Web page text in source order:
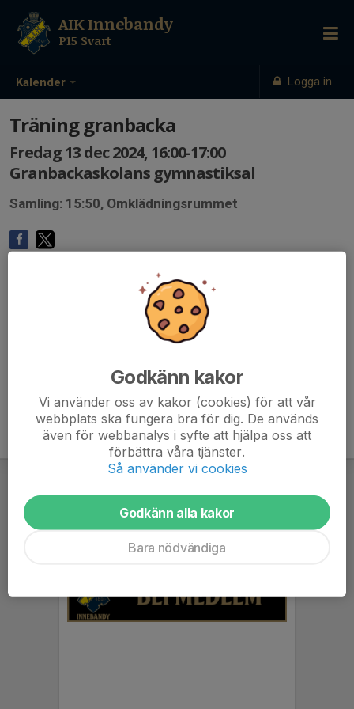
Kalender Logga in
AIK Innebandy
P15 Svart
Träning granbacka
Fredag 13 dec 2024, 16:00-17:00
Granbackaskolans gymnastiksal
Samling: 15:50, Omklädningsrummet
Godkänn kakor
Vi använder oss av kakor (cookies) för att vår
webbplats ska fungera bra för dig. De används
även för webbanalys i syfte att hjälpa oss att
förbättra våra tjänster.
Så använder vi cookies
Godkänn alla kakor
Bara nödvändiga